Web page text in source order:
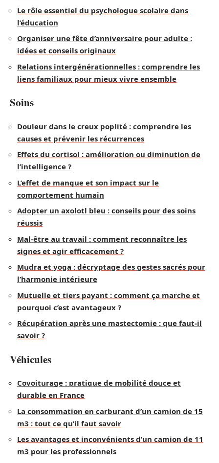
Le rôle essentiel du psychologue scolaire dans
l’éducation
Organiser une fête d’anniversaire pour adulte :
idées et conseils originaux
Relations intergénérationnelles : comprendre les
liens familiaux pour mieux vivre ensemble
Soins
Douleur dans le creux poplité : comprendre les
causes et prévenir les récurrences
Effets du cortisol : amélioration ou diminution de
l’intelligence ?
L’effet de manque et son impact sur le
comportement humain
Adopter un axolotl bleu : conseils pour des soins
réussis
Mal-être au travail : comment reconnaître les
signes et agir efficacement ?
Mudra et yoga : décryptage des gestes sacrés pour
l’harmonie intérieure
Mutuelle et tiers payant : comment ça marche et
pourquoi c’est avantageux ?
Récupération après une mastectomie : que faut-il
savoir ?
Véhicules
Covoiturage : pratique de mobilité douce et
durable en France
La consommation en carburant d’un camion de 15
m3 : tout ce qu’il faut savoir
Les avantages et inconvénients d’un camion de 11
m3 pour les professionnels